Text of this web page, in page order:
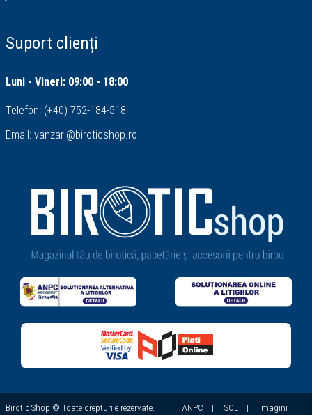
Suport clienți
Luni - Vineri: 09:00 - 18:00
Telefon: (+40) 752-184-518
Email: vanzari@biroticshop.ro
Birotic Shop © Toate drepturile rezervate. ANPC | SOL | Imagini |